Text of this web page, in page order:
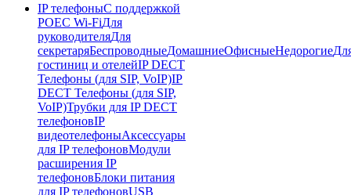
IP телефоныС поддержкой
POEC Wi-FiДля
руководителяДля
секретаряБеспроводныеДомашниеОфисныеНедорогие
гостиниц и отелейIP DECT
Телефоны (для SIP, VoIP)IP
DECT Телефоны (для SIP,
VoIP)Трубки для IP DECT
телефоновIP
видеотелефоныАксессуары
для IP телефоновМодули
расширения IP
телефоновБлоки питания
для IP телефоновUSB